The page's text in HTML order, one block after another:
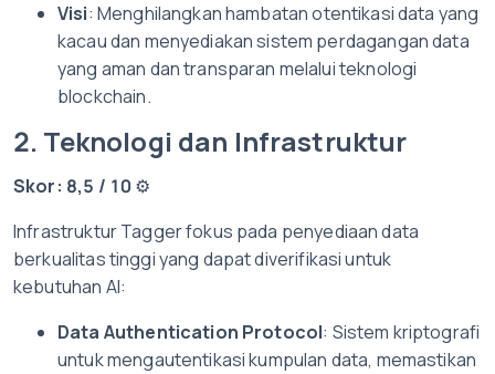
Visi: Menghilangkan hambatan otentikasi data yang
kacau dan menyediakan sistem perdagangan data
yang aman dan transparan melalui teknologi
blockchain.
2. Teknologi dan Infrastruktur
Skor: 8,5 / 10 ⚙️
Infrastruktur Tagger fokus pada penyediaan data
berkualitas tinggi yang dapat diverifikasi untuk
kebutuhan AI:
Data Authentication Protocol: Sistem kriptografi
untuk mengautentikasi kumpulan data, memastikan